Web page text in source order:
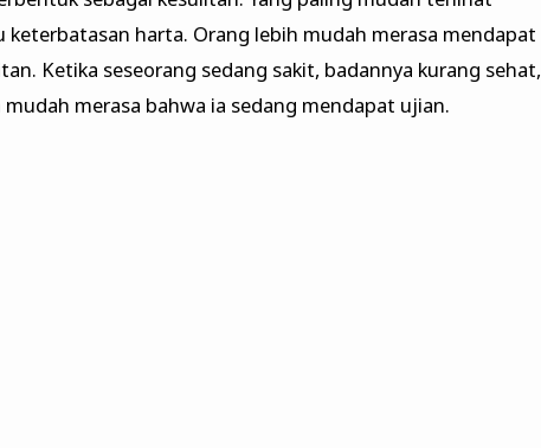
keterbatasan harta. Orang lebih mudah merasa mendapat
Ketika seseorang sedang sakit, badannya kurang sehat,
merasa bahwa ia sedang mendapat ujian.